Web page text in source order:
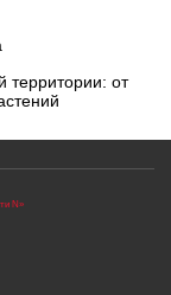
территории: от
N»